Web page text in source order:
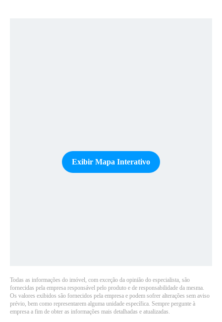
Exibir Mapa Interativo
Todas as informações do imóvel, com exceção da opinião do especialista, são
fornecidas pela empresa responsável pelo produto e de responsabilidade da mesma.
Os valores exibidos são fornecidos pela empresa e podem sofrer alterações sem aviso
prévio, bem como representarem alguma unidade específica. Sempre pergunte à
empresa a fim de obter as informações mais detalhadas e atualizadas.